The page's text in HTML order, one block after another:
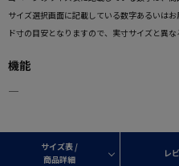
サイズ選択画面に記載している数字あるいは
ド寸の目安となりますので、実寸サイズと異な
機能
―
サイズ表 /
商品詳細
レ